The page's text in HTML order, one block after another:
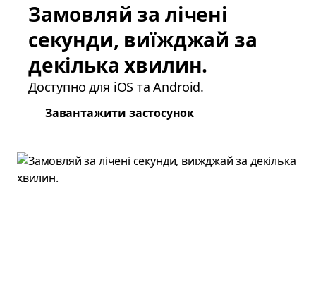
Замовляй за лічені
секунди, виїжджай за
декілька хвилин.
Доступно для iOS та Android.
Завантажити застосунок